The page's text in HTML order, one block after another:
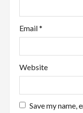
Email*
Website
Save my name,